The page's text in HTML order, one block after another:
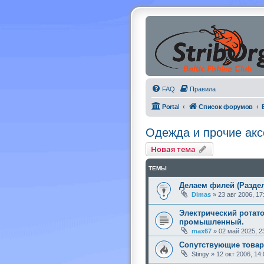
FAQ Правила
Portal Список форумов
Одежда и прочие
Новая тема
ТЕМЫ
Делаем филей
Dimas » 23 авг 2006,
Электрический
промышленный.
max67 » 02 май 2025,
Сопутствующие
Stingy » 12 окт 2006,